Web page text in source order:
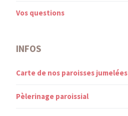
Vos questions
INFOS
Carte de nos paroisses jumelées
Pèlerinage paroissial